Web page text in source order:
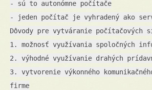
- sú to autonómne počítače
- jeden počítač je vyhradený ako
Dôvody pre vytváranie počítačových
1. možnosť využívania spoločných
2. výhodné využívanie drahých
3. vytvorenie výkonného
firme